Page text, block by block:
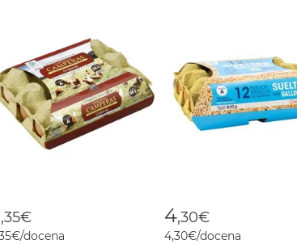
,35€
docena
4,30€
4,30€/docena